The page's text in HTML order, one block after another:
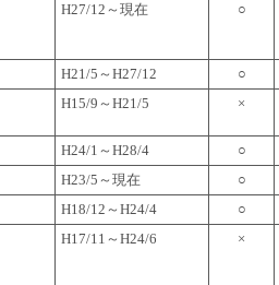
H27/12～現在 ○
H21/5～H27/12
○
H15/9～H21/5 ×
H24/1～H28/4
○
H23/5～現在
○
H18/12～H24/4
○
H17/11～H24/6 ×